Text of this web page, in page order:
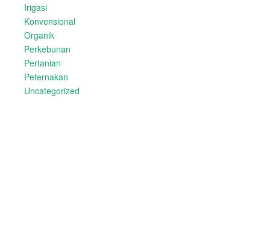
Irigasi
Konvensional
Organik
Perkebunan
Pertanian
Peternakan
Uncategorized